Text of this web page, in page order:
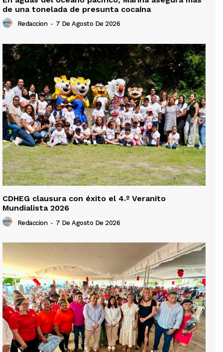
de una tonelada de presunta cocaína
Redaccion - 7 De Agosto De 2026
CDHEG clausura con éxito el 4.º Veranito
Mundialista 2026
Redaccion - 7 De Agosto De 2026